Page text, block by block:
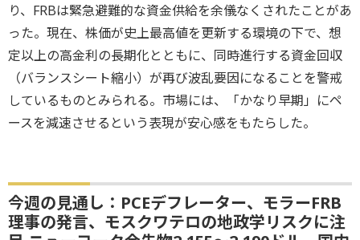
り、FRBは緊急避難的な資金供給を余儀なくされたことがあ
った。現在、株価が史上最高値を更新する環境の下で、想
定以上の高金利の長期化とともに、同時進行する資金回収
（バランスシート縮小）が再び波乱要因になることを警戒
しているものとみられる。市場には、「かなり早期」にペ
ースを減速させるという表現が安心感をもたらした。
今週の見通し：PCEデフレーター、モラーFRB
理事の発言、モスクワテロの地政学リスクに注